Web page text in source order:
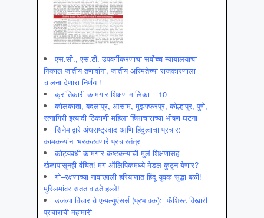
एस.सी., एस.टी. उपवर्गीकरणाचा सर्वोच्च न्यायालयाचा
निकाल जातीय तणावांना, जातीय अस्मितेच्या राजकारणाला
चालना देणारा निर्णय !
क्रांतिकारी कामगार शिक्षण मालिका – 10
कोलकाता, बदलापूर, आसाम, मुझफ्फरपूर, कोल्हापूर, पुणे,
रत्नागिरी इत्यादी ठिकाणी महिला हिंसाचाराच्या भीषण घटना
सिनेमाद्वारे अंधराष्ट्रवाद आणि हिंदुत्वाचा प्रचार:
कामकऱ्यांना भरकटवणारे प्रचारतंत्र
कोट्यवधी कामगार-कष्टकऱ्याची मुलं शिक्षणासह
खेळापासूनही वंचित! मग ऑलिपिकमध्ये मेडल कुठून येणार?
गो–रक्षणाच्या नावाखाली हरियाणात हिंदू युवक सुद्धा बळी!
मुस्लिमांवर सतत वाढते हल्ले!
उजव्या विचाराचे एन्फ्ल्युएंसर्स (प्रभावक): फॅशिस्ट विखारी
प्रचाराची महामारी